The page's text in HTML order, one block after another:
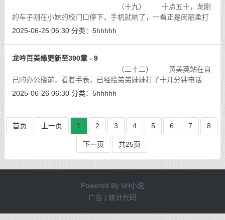
（十九） 十点五十，龙刚
的车子刚在小妹的校门口停下，手机就响了，一看正是闵丽柔打
来的。[详细]
2025-06-26 06:30 分类： 5hhhhh
龙吟百美缘更新至390章 - 9
（二十二） 黄美英站在自
己的办公楼前，看着手表，已经给弟弟妹妹打了十几分钟电话
了，按道理也快来了，怎么还不来呢，她的心里隐隐有一种不好
2025-06-26 06:30 分类： 5hhhhh
首页 上一页 1 2 3 4 5 6 7 8
下一页 共25页
Powered By 5H小说
广告 | 统计代码